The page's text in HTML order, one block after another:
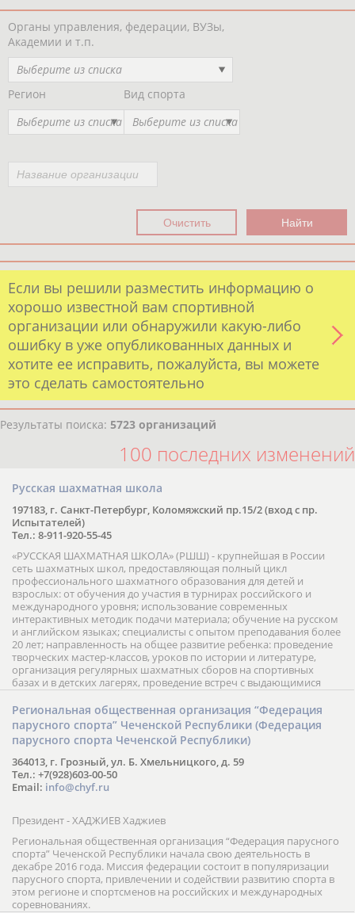
Органы управления, федерации, ВУЗы,
Академии и т.п.
Выберите из списка
Регион
Выберите из списка
Вид спорта
Выберите из списка
Если вы решили разместить информацию о
хорошо известной вам спортивной
организации или обнаружили какую-либо
ошибку в уже опубликованных данных и
хотите ее исправить, пожалуйста, вы можете
это сделать самостоятельно
Результаты поиска: 5723 организаций
100 последних изменений
Русская шахматная школа
197183, г. Санкт-Петербург, Коломяжский пр.15/2 (вход с пр.
Испытателей)
Тел.: 8-911-920-55-45
«РУССКАЯ ШАХМАТНАЯ ШКОЛА» (РШШ) - крупнейшая в России
сеть шахматных школ, предоставляющая полный цикл
профессионального шахматного образования для детей и
взрослых: от обучения до участия в турнирах российского и
международного уровня; использование современных
интерактивных методик подачи материала; обучение на русском
и английском языках; специалисты с опытом преподавания более
20 лет; направленность на общее развитие ребенка: проведение
творческих мастер-классов, уроков по истории и литературе,
организация регулярных шахматных сборов на спортивных
базах и в детских лагерях, проведение встреч с выдающимися
шахматистами; корпоративное обучение; онлайн обучение в
форме вебинаров и индивидуальных занятий, круглые столы
российских и международных тренеров, организация фестивалей;
онлайн трансляция мероприятий и турниров.
Региональная общественная организация “Федерация
парусного спорта” Чеченской Республики (Федерация
парусного спорта Чеченской Республики)
364013, г. Грозный, ул. Б. Хмельницкого, д. 59
Тел.: +7(928)603-00-50
Email: info@chyf.ru
Президент - ХАДЖИЕВ Хаджиев
Региональная общественная организация “Федерация парусного
спорта” Чеченской Республики начала свою деятельность в
декабре 2016 года. Миссия федерации состоит в популяризации
парусного спорта, привлечении и содействии развитию спорта в
этом регионе и спортсменов на российских и международных
соревнованиях.